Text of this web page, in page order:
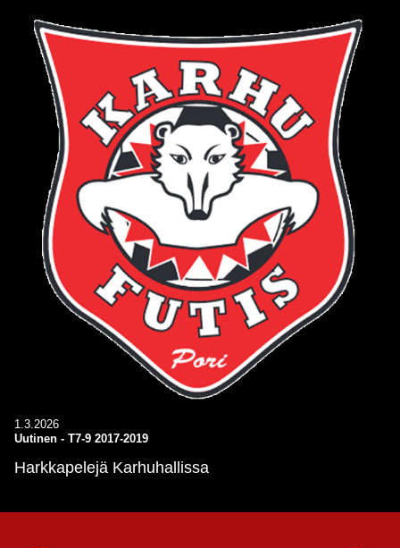
1.3.2026
Uutinen - T7-9 2017-2019
Harkkapelejä Karhuhallissa